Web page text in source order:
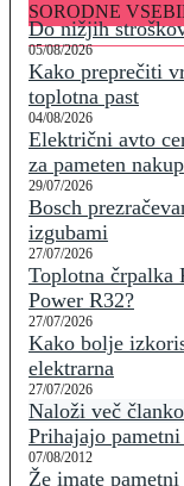
SORODNE
Do nižjih
05/08/2026
Kako preprečiti
toplotna past
04/08/2026
Električni avto
za pameten nakup
29/07/2026
Bosch
izgubami
27/07/2026
Toplotna črpalka
Power R32?
27/07/2026
Kako bolje
elektrarna
27/07/2026
Naloži več
Prihajajo
07/08/2012
Že imate pametni